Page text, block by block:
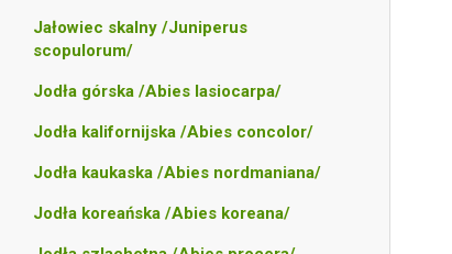
Jałowiec skalny /Juniperus
scopulorum/
Jodła górska /Abies lasiocarpa/
Jodła kalifornijska /Abies concolor/
Jodła kaukaska /Abies nordmaniana/
Jodła koreańska /Abies koreana/